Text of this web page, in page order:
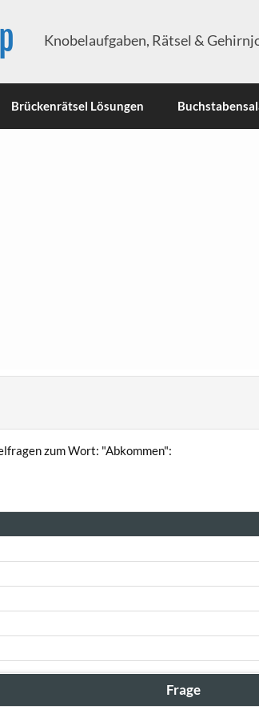
Knobelaufgaben, Rätsel &
Brückenrätsel Lösungen
zum Wort: "Abkommen":
Frage